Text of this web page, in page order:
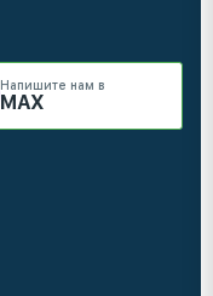
Напишите нам в
MAX